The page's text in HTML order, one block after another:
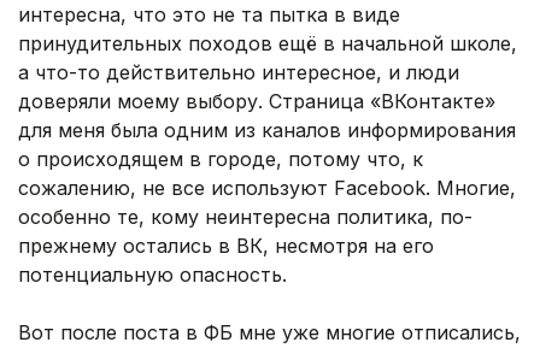
интересна, что это не та пытка в виде
принудительных походов ещё в начальной школе,
а что-то действительно интересное, и люди
доверяли моему выбору. Страница «ВКонтакте»
для меня была одним из каналов информирования
о происходящем в городе, потому что, к
сожалению, не все используют Facebook. Многие,
особенно те, кому неинтересна политика, по-
прежнему остались в ВК, несмотря на его
потенциальную опасность.
Вот после поста в ФБ мне уже многие отписались,